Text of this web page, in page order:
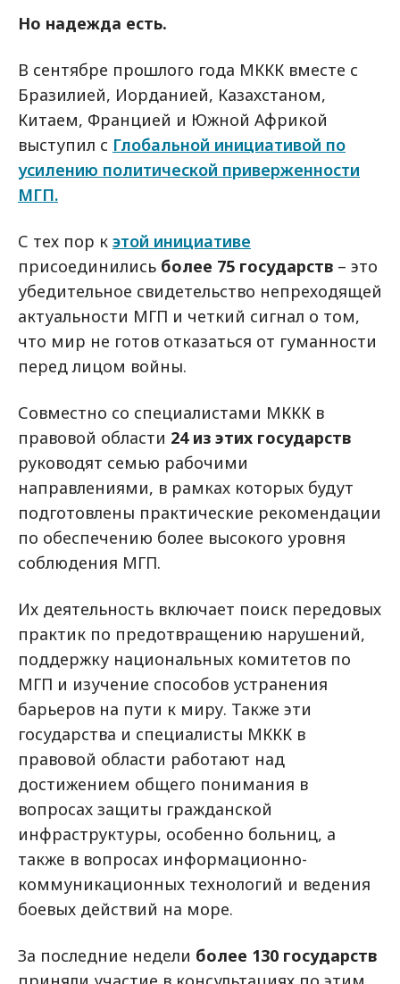
Но надежда есть.
В сентябре прошлого года МККК вместе с
Бразилией, Иорданией, Казахстаном,
Китаем, Францией и Южной Африкой
выступил с Глобальной инициативой по
усилению политической приверженности
МГП.
С тех пор к этой инициативе
присоединились более 75 государств – это
убедительное свидетельство непреходящей
актуальности МГП и четкий сигнал о том,
что мир не готов отказаться от гуманности
перед лицом войны.
Совместно со специалистами МККК в
правовой области 24 из этих государств
руководят семью рабочими
направлениями, в рамках которых будут
подготовлены практические рекомендации
по обеспечению более высокого уровня
соблюдения МГП.
Их деятельность включает поиск передовых
практик по предотвращению нарушений,
поддержку национальных комитетов по
МГП и изучение способов устранения
барьеров на пути к миру. Также эти
государства и специалисты МККК в
правовой области работают над
достижением общего понимания в
вопросах защиты гражданской
инфраструктуры, особенно больниц, а
также в вопросах информационно-
коммуникационных технологий и ведения
боевых действий на море.
За последние недели более 130 государств